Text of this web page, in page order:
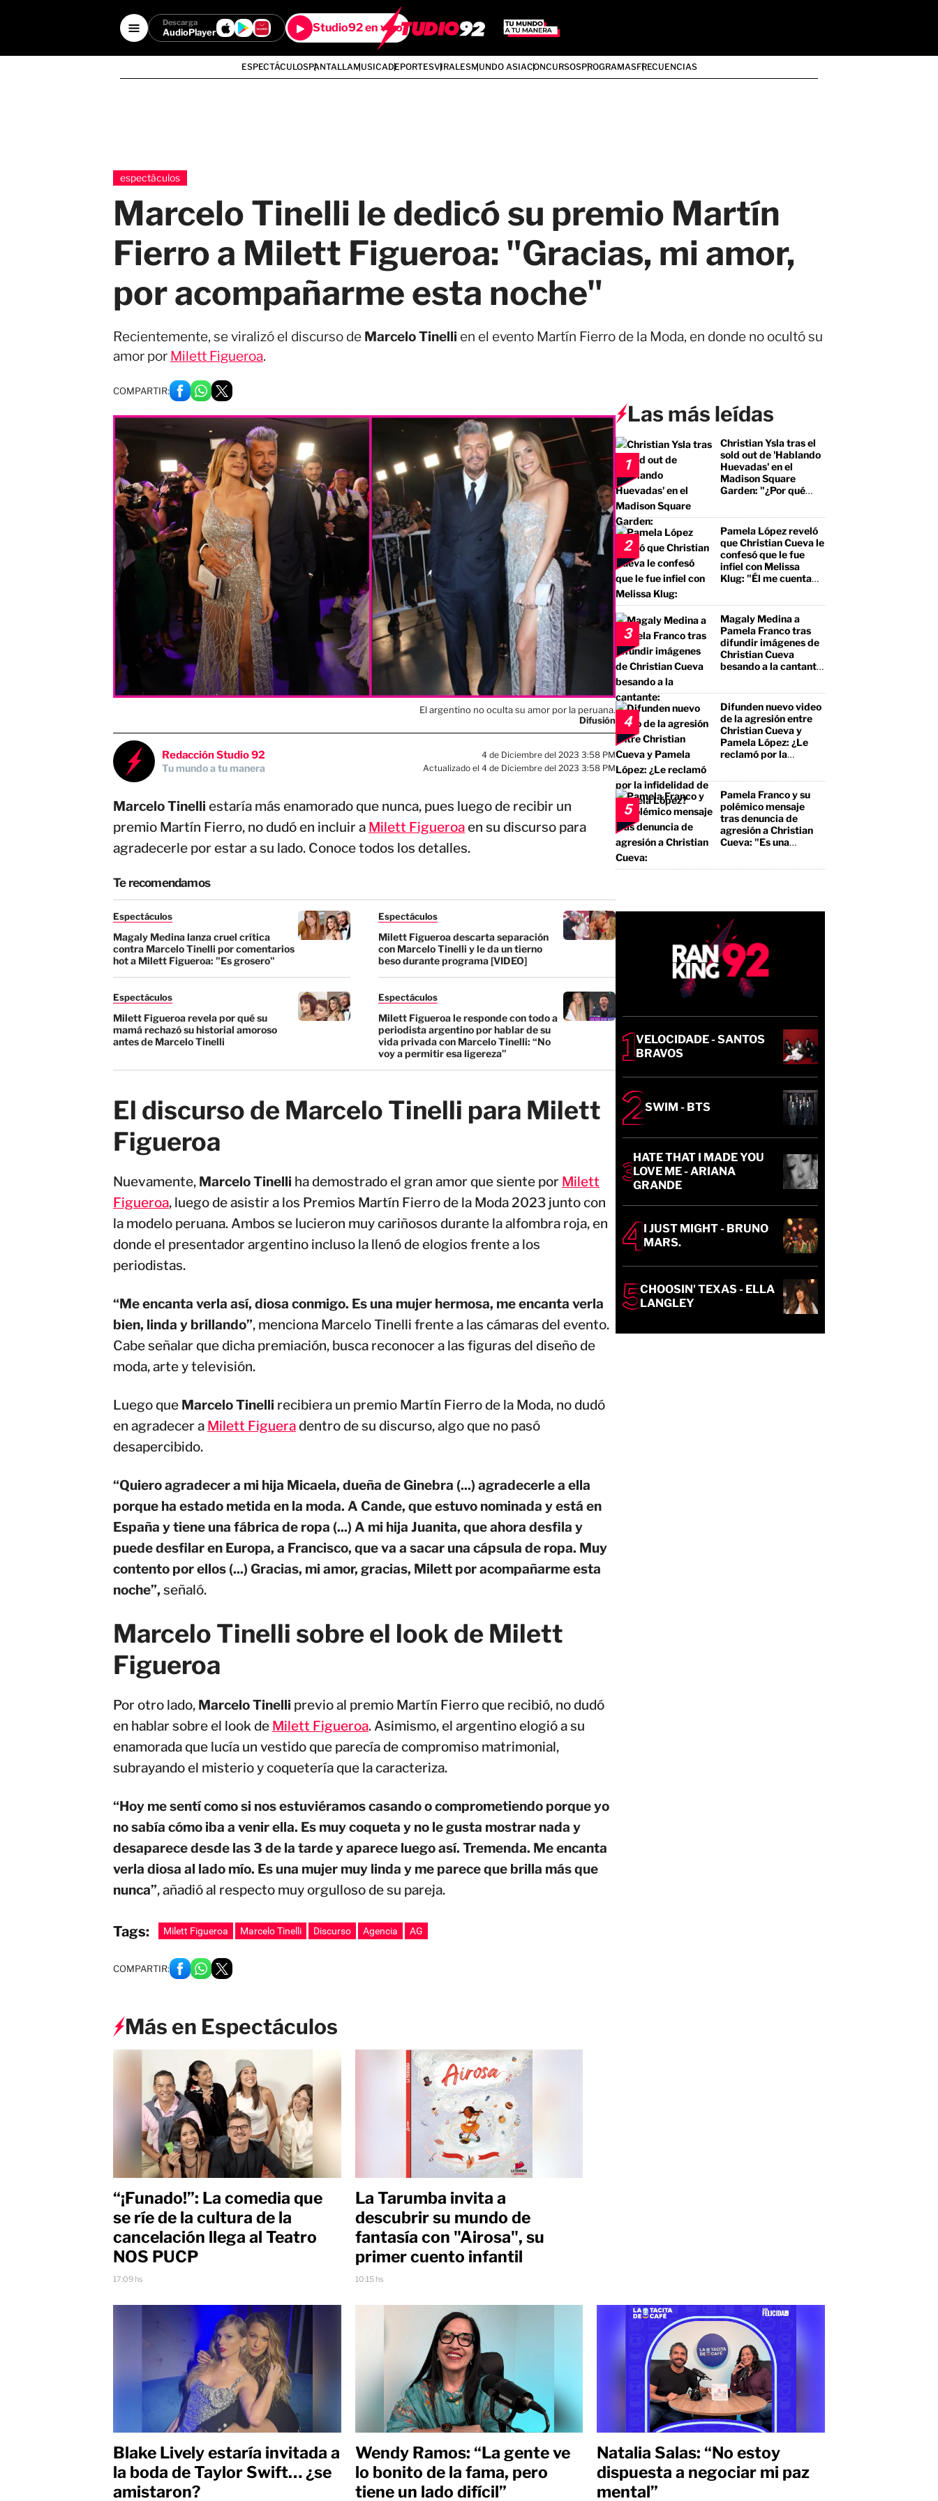
Descarga
AudioPlayer Studio92 en vivo
ESPECTÁCULOSPANTALLAMUSICADEPORTESVIRALESMUNDO ASIACONCURSOSPROGRAMASFRECUENCIAS
espectáculos
Marcelo Tinelli le dedicó su premio Martín
Fierro a Milett Figueroa: "Gracias, mi amor,
por acompañarme esta noche"
Recientemente, se viralizó el discurso de Marcelo Tinelli en el evento Martín Fierro de la Moda, en donde no ocultó su
amor por Milett Figueroa.
COMPARTIR:
El argentino no oculta su amor por la peruana.
Difusión
Redacción Studio 92
Tu mundo a tu manera
4 de Diciembre del 2023 3:58 PM
Actualizado el 4 de Diciembre del 2023 3:58 PM
Marcelo Tinelli estaría más enamorado que nunca, pues luego de recibir un
premio Martín Fierro, no dudó en incluir a Milett Figueroaen su discurso para
agradecerle por estar a su lado. Conoce todos los detalles.
Te recomendamos
Espectáculos
Magaly Medina lanza cruel crítica
contra Marcelo Tinelli por comentarios
hot a Milett Figueroa: "Es grosero"
Espectáculos
Milett Figueroa descarta separación
con Marcelo Tinelli y le da un tierno
beso durante programa [VIDEO]
Espectáculos
Milett Figueroa revela por qué su
mamá rechazó su historial amoroso
antes de Marcelo Tinelli
Espectáculos
Milett Figueroa le responde con todo a
periodista argentino por hablar de su
vida privada con Marcelo Tinelli: “No
voy a permitir esa ligereza”
El discurso de Marcelo Tinelli para Milett
Figueroa
Nuevamente, Marcelo Tinelli ha demostrado el gran amor que siente por Milett
Figueroa, luego de asistir a los Premios Martín Fierro de la Moda 2023 junto con
la modelo peruana. Ambos se lucieron muy cariñosos durante la alfombra roja, en
donde el presentador argentino incluso la llenó de elogios frente a los
periodistas.
“Me encanta verla así, diosa conmigo. Es una mujer hermosa, me encanta verla
bien, linda y brillando”, menciona Marcelo Tinelli frente a las cámaras del evento.
Cabe señalar que dicha premiación, busca reconocer a las figuras del diseño de
moda, arte y televisión.
Luego que Marcelo Tinelli recibiera un premio Martín Fierro de la Moda, no dudó
en agradecer a Milett Figueradentro de su discurso, algo que no pasó
desapercibido.
“Quiero agradecer a mi hija Micaela, dueña de Ginebra (...) agradecerle a ella
porque ha estado metida en la moda. A Cande, que estuvo nominada y está en
España y tiene una fábrica de ropa (...) A mi hija Juanita, que ahora desfila y
puede desfilar en Europa, a Francisco, que va a sacar una cápsula de ropa. Muy
contento por ellos (...) Gracias, mi amor, gracias, Milett por acompañarme esta
noche”, señaló.
Marcelo Tinelli sobre el look de Milett
Figueroa
Por otro lado, Marcelo Tinelli previo al premio Martín Fierro que recibió, no dudó
en hablar sobre el look de Milett Figueroa. Asimismo, el argentino elogió a su
enamorada que lucía un vestido que parecía de compromiso matrimonial,
subrayando el misterio y coquetería que la caracteriza.
“Hoy me sentí como si nos estuviéramos casando o comprometiendo porque yo
no sabía cómo iba a venir ella. Es muy coqueta y no le gusta mostrar nada y
desaparece desde las 3 de la tarde y aparece luego así. Tremenda. Me encanta
verla diosa al lado mío. Es una mujer muy linda y me parece que brilla más que
nunca”, añadió al respecto muy orgulloso de su pareja.
Tags: Milett Figueroa Marcelo Tinelli Discurso Agencia AG
COMPARTIR:
Las más leídas
1
Christian Ysla tras el
sold out de 'Hablando
Huevadas' en el
Madison Square
Garden: "¿Por qué
2
Pamela López reveló
que Christian Cueva le
confesó que le fue
infiel con Melissa
Klug: "Él me cuenta
3
Magaly Medina a
Pamela Franco tras
difundir imágenes de
Christian Cueva
besando a la cantante:
a un borracho, a un
pegalón"
4
Difunden nuevo video
de la agresión entre
Christian Cueva y
Pamela López: ¿Le
reclamó por la
5
Pamela Franco y su
polémico mensaje
tras denuncia de
agresión a Christian
Cueva: "Es una
VELOCIDADE - SANTOS
BRAVOS
SWIM - BTS
HATE THAT I MADE YOU
LOVE ME - ARIANA
GRANDE
I JUST MIGHT - BRUNO
MARS.
CHOOSIN' TEXAS - ELLA
LANGLEY
Más en Espectáculos
“¡Funado!”: La comedia que
se ríe de la cultura de la
cancelación llega al Teatro
NOS PUCP
17:09 hs
La Tarumba invita a
descubrir su mundo de
fantasía con "Airosa", su
primer cuento infantil
10:15 hs
Blake Lively estaría invitada a
la boda de Taylor Swift… ¿se
amistaron?
Wendy Ramos: “La gente ve
lo bonito de la fama, pero
tiene un lado difícil”
Natalia Salas: “No estoy
dispuesta a negociar mi paz
mental”